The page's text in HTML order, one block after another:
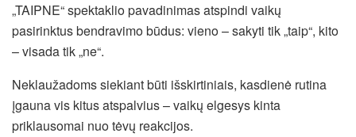
„TAIPNE“ spektaklio pavadinimas atspindi vaikų
pasirinktus bendravimo būdus: vieno – sakyti tik „taip“, kito
– visada tik „ne“.
Neklaužadoms siekiant būti išskirtiniais, kasdienė rutina
įgauna vis kitus atspalvius – vaikų elgesys kinta
priklausomai nuo tėvų reakcijos.